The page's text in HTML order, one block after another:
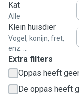
Kat
Alle
Klein huisdier
Vogel, konijn, fret,
enz. ...
Extra filters
Oppas heeft
De oppas heeft